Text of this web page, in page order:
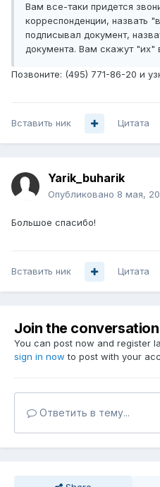
Вам все-таки придется
корреспонденции, назвать
подписывал документ,
документа. Вам скажут "их"
Позвоните: (495) 771-86-20 и
Вставить ник Цитата
Yarik_buharik
Опубликовано 8 мая,
Большое спасибо!
Вставить ник Цитата
Join the conversation
You can post now and register
sign in now to post with your
Ответить в тему...